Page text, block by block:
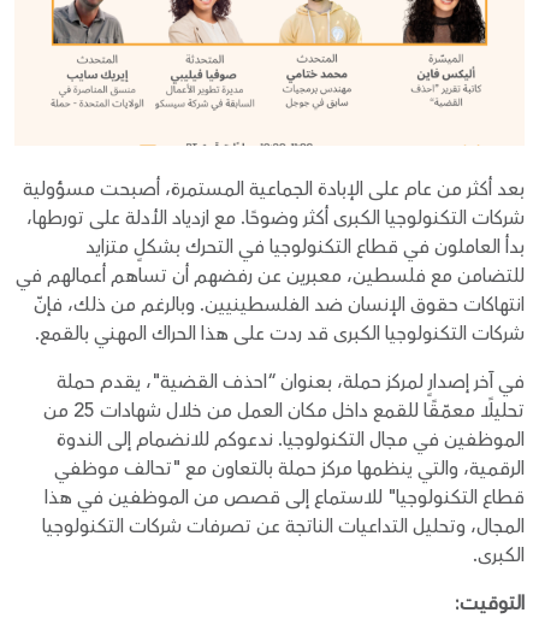
بعد أكثر من عام على الإبادة الجماعية المستمرة، أصبحت مسؤولية
شركات التكنولوجيا الكبرى أكثر وضوحًا. مع ازدياد الأدلة على تورطها،
بدأ العاملون في قطاع التكنولوجيا في التحرك بشكلٍ متزايد
للتضامن مع فلسطين، معبرين عن رفضهم أن تساهم أعمالهم في
انتهاكات حقوق الإنسان ضد الفلسطينيين. وبالرغم من ذلك، فإنّ
شركات التكنولوجيا الكبرى قد ردت على هذا الحراك المهني بالقمع.
في آخر إصدارٍ لمركز حملة، بعنوان “احذف القضية"، يقدم حملة
تحليلًا معمّقًا للقمع داخل مكان العمل من خلال شهادات 25 من
الموظفين في مجال التكنولوجيا. ندعوكم للانضمام إلى الندوة
الرقمية، والتي ينظمها مركز حملة بالتعاون مع "تحالف موظفي
قطاع التكنولوجيا" للاستماع إلى قصص من الموظفين في هذا
المجال، وتحليل التداعيات الناتجة عن تصرفات شركات التكنولوجيا
الكبرى.
التوقيت: